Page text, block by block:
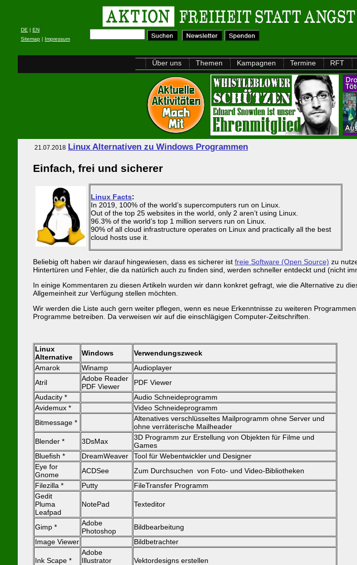
DE | EN
Sitemap | Impressum
Über uns Themen Kampagnen Termine RFT
21.07.2018 Linux Alternativen zu Windows Programmen
Einfach, frei und sicherer
Linux Facts:
In 2019, 100% of the world’s supercomputers run on Linux.
Out of the top 25 websites in the world, only 2 aren’t using Linux.
96.3% of the world’s top 1 million servers run on Linux.
90% of all cloud infrastructure operates on Linux and practically all the best
cloud hosts use it.
Beliebig oft haben wir darauf hingewiesen, dass es sicherer ist freie Software (Open Source) zu
Hintertüren und Fehler, die da natürlich auch zu finden sind, werden schneller entdeckt und (nicht
In einige Kommentaren zu diesen Artikeln wurden wir dann konkret gefragt, wie die Alternative zu
Allgemeinheit zur Verfügung stellen möchten.
Wir werden die Liste auch gern weiter pflegen, wenn es neue Erkenntnisse zu weiteren
Programme betreiben. Da verweisen wir auf die einschlägigen Computer-Zeitschriften.
Linux
Alternative
Windows
Verwendungszweck
Amarok
Winamp
Audioplayer
Atril
Adobe Reader
PDF Viewer
PDF Viewer
Audacity *
Audio Schneideprogramm
Avidemux *
Video Schneideprogramm
Bitmessage *
Altenatives verschlüsseltes Mailprogramm ohne Server und
ohne verräterische Mailheader
Blender *
3DsMax
3D Programm zur Erstellung von Objekten für Filme und
Games
Bluefish *
DreamWeaver
Tool für Webentwickler und Designer
Eye for
Gnome
ACDSee
Zum Durchsuchen von Foto- und Video-Bibliotheken
Filezilla *
Putty
FileTransfer Programm
Gedit
Pluma
Leafpad
NotePad Texteditor
Gimp *
Adobe
Photoshop
Bildbearbeitung
Image Viewer
Bildbetrachter
Ink Scape *
Adobe
Illustrator
Vektordesigns erstellen